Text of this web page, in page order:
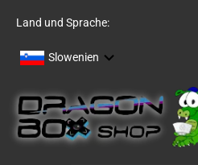
Land und Sprache:
Slowenien